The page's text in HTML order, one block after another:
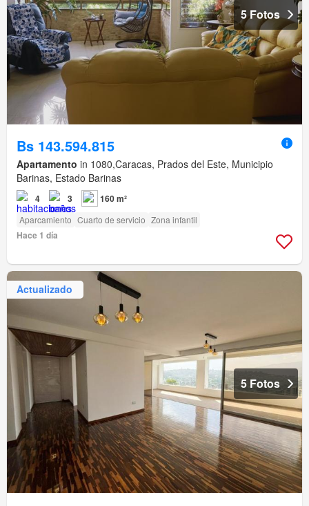
5 Fotos
Bs 143.594.815
Apartamento in 1080,Caracas, Prados del Este, Municipio
Barinas, Estado Barinas
4 3 160 m²
Aparcamiento Cuarto de servicio Zona infantil
Hace 1 día
Actualizado
5 Fotos